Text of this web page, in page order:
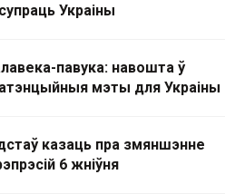
Украіны
павука: навошта ў
мэты для Украіны
казаць пра змяншэнне
6 жніўня